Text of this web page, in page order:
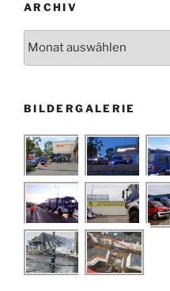
ARCHIV
BILDERGALERIE